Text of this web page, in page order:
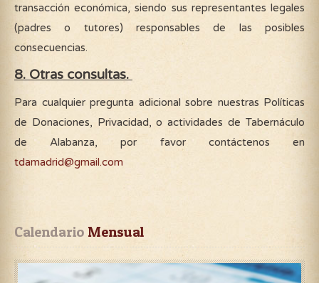
transacción económica, siendo sus representantes legales
(padres o tutores) responsables de las posibles
consecuencias.
8. Otras consultas.
Para cualquier pregunta adicional sobre nuestras Políticas
de Donaciones, Privacidad, o actividades de Tabernáculo
de Alabanza, por favor contáctenos en
tdamadrid@gmail.com
Calendario Mensual